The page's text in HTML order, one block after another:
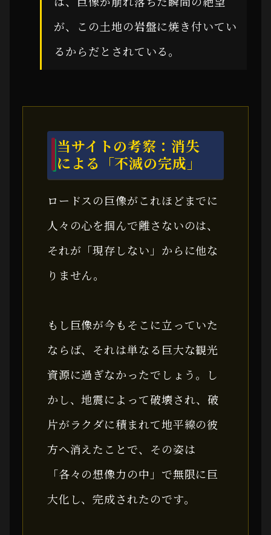
が、この土地の岩盤に焼き付いてい
るからだとされている。
当サイトの考察：消失
による「不滅の完成」
ロードスの巨像がこれほどまでに
人々の心を掴んで離さないのは、
それが「現存しない」からに他な
りません。
もし巨像が今もそこに立っていた
ならば、それは単なる巨大な観光
資源に過ぎなかったでしょう。し
かし、地震によって破壊され、破
片がラクダに積まれて地平線の彼
方へ消えたことで、その姿は
「各々の想像力の中」で無限に巨
大化し、完成されたのです。